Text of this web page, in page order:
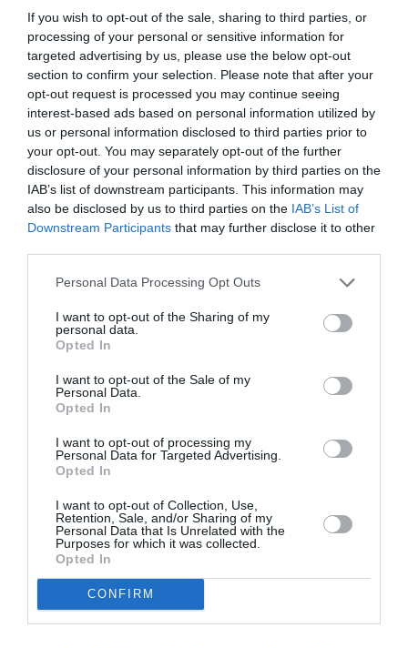
If you wish to opt-out of the sale, sharing to third parties, or
processing of your personal or sensitive information for
targeted advertising by us, please use the below opt-out
section to confirm your selection. Please note that after your
opt-out request is processed you may continue seeing
interest-based ads based on personal information utilized by
us or personal information disclosed to third parties prior to
your opt-out. You may separately opt-out of the further
disclosure of your personal information by third parties on the
IAB’s list of downstream participants. This information may
also be disclosed by us to third parties on the IAB’s List of
Downstream Participants that may further disclose it to other
Personal Data Processing Opt Outs
I want to opt-out of the Sharing of my
personal data.
Opted In
I want to opt-out of the Sale of my
Personal Data.
Opted In
I want to opt-out of processing my
Personal Data for Targeted Advertising.
Opted In
I want to opt-out of Collection, Use,
Retention, Sale, and/or Sharing of my
Personal Data that Is Unrelated with the
Purposes for which it was collected.
Opted In
CONFIRM
Facebook Twitter